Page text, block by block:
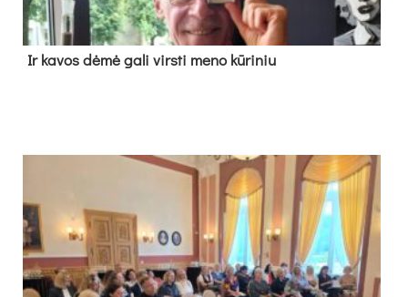
Ir ka­vos dė­mė ga­li virs­ti me­no kū­ri­niu